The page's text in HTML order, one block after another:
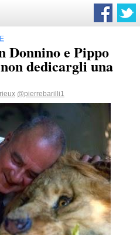
Donnino e Pippo
dedicargli una
@pierrebarilli1